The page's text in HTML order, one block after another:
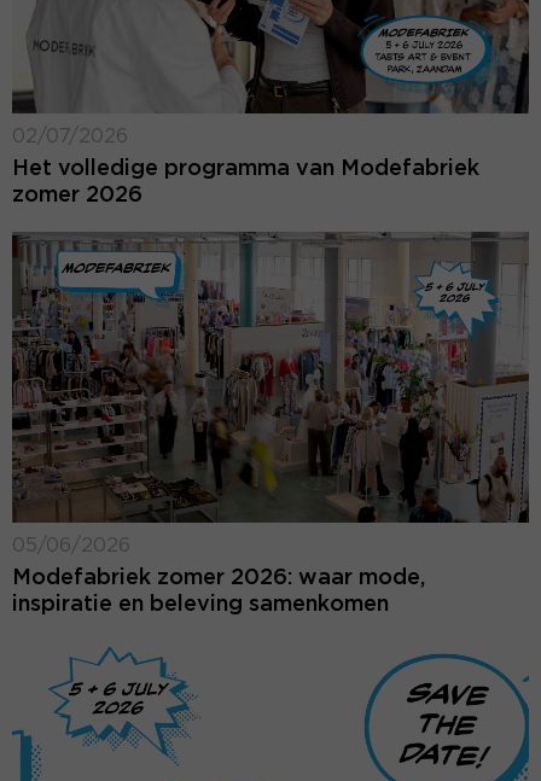
02/07/2026
Het volledige programma van Modefabriek
zomer 2026
05/06/2026
Modefabriek zomer 2026: waar mode,
inspiratie en beleving samenkomen